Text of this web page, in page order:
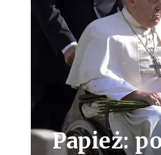
Papież: